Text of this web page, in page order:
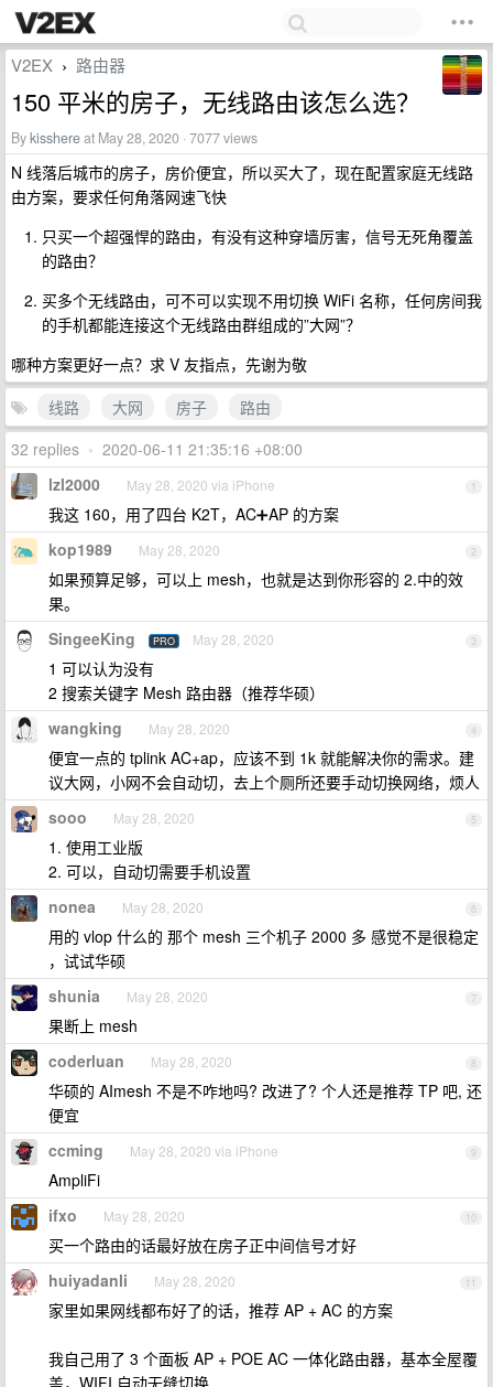
V2EX › 路由器
150 平米的房子，无线路由该怎么选？
Bykisshereat May 28, 2020 · 7077 views
N 线落后城市的房子，房价便宜，所以买大了，现在配置家庭无线路
由方案，要求任何角落网速飞快
只买一个超强悍的路由，有没有这种穿墙厉害，信号无死角覆盖
的路由？
买多个无线路由，可不可以实现不用切换 WiFi 名称，任何房间我
的手机都能连接这个无线路由群组成的”大网”？
哪种方案更好一点？求 V 友指点，先谢为敬
线路
大网 房子
路由
32 replies • 2020-06-11 21:35:16 +08:00
1
lzl2000 May 28, 2020 via iPhone
我这 160，用了四台 K2T，AC➕AP 的方案
2
kop1989 May 28, 2020
如果预算足够，可以上 mesh，也就是达到你形容的 2.中的效
果。
3
SingeeKing PRO May 28, 2020
1 可以认为没有
2 搜索关键字 Mesh 路由器（推荐华硕）
4
wangking May 28, 2020
便宜一点的 tplink AC+ap，应该不到 1k 就能解决你的需求。建
议大网，小网不会自动切，去上个厕所还要手动切换网络，烦人
5
sooo May 28, 2020
1. 使用工业版
2. 可以，自动切需要手机设置
6
nonea May 28, 2020
用的 vlop 什么的 那个 mesh 三个机子 2000 多 感觉不是很稳定
，试试华硕
7
shunia May 28, 2020
果断上 mesh
8
coderluan May 28, 2020
华硕的 AImesh 不是不咋地吗? 改进了? 个人还是推荐 TP 吧, 还
便宜
9
ccming May 28, 2020 via iPhone
AmpliFi
10
ifxo May 28, 2020
买一个路由的话最好放在房子正中间信号才好
11
huiyadanli May 28, 2020
家里如果网线都布好了的话，推荐 AP + AC 的方案
我自己用了 3 个面板 AP + POE AC 一体化路由器，基本全屋覆
盖，WIFI 自动无缝切换